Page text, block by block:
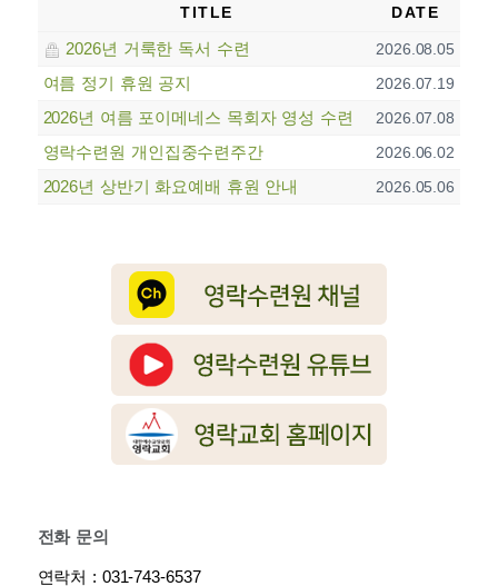
TITLE DATE
2026년 거룩한 독서 수련 2026.08.05
여름 정기 휴원 공지 2026.07.19
2026년 여름 포이메네스 목회자 영성 수련 2026.07.08
영락수련원 개인집중수련주간 2026.06.02
2026년 상반기 화요예배 휴원 안내 2026.05.06
전화 문의
연락처 : 031-743-6537